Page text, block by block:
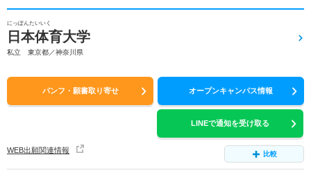
にっぽんたいいく
日本体育大学
私立 東京都／神奈川県
パンフ・願書取り寄せ オープンキャンパス情報
LINEで通知を受け取る
WEB出願関連情報 比較